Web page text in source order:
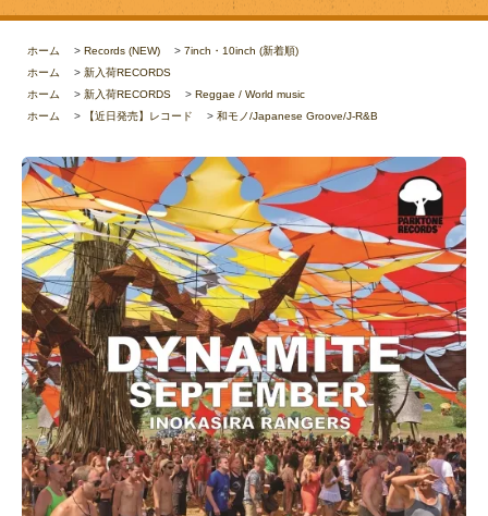
ホーム > Records (NEW) > 7inch・10inch (新着順)
ホーム
> 新入荷RECORDS
ホーム
> 新入荷RECORDS > Reggae / World music
ホーム
> 【近日発売】レコード > 和モノ/Japanese Groove/J-R&B